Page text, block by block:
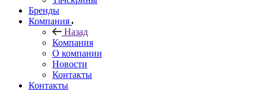
Бренды
Компания
Назад
Компания
О компании
Новости
Контакты
Контакты